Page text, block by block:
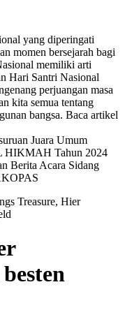
yang diperingati
momen bersejarah bagi
memiliki arti
Hari Santri Nasional
perjuangan masa
kita semua tentang
bangsa. Baca artikel
Juara Umum
HIKMAH Tahun 2024
Berita Acara Sidang
Treasure, Hier